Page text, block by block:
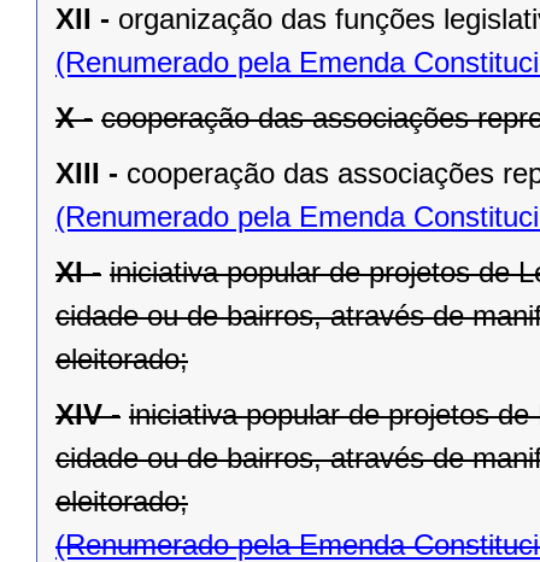
XII - organização das funções
(Renumerado pela Emenda
X - cooperação das associações
XIII - cooperação das associações
(Renumerado pela Emenda
XI - iniciativa popular de projetos de
cidade ou de bairros, através de
eleitorado;
XIV - iniciativa popular de projetos
cidade ou de bairros, através de
eleitorado;
(Renumerado pela Emenda